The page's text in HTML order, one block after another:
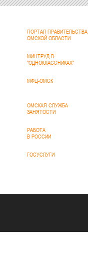
ПОРТАЛ ПРАВИТЕЛЬСТВА
ОМСКОЙ ОБЛАСТИ
МИНТРУД В
"ОДНОКЛАССНИКАХ"
МФЦ-ОМСК
ОМСКАЯ СЛУЖБА
ЗАНЯТОСТИ
РАБОТА
В РОССИИ
ГОСУСЛУГИ